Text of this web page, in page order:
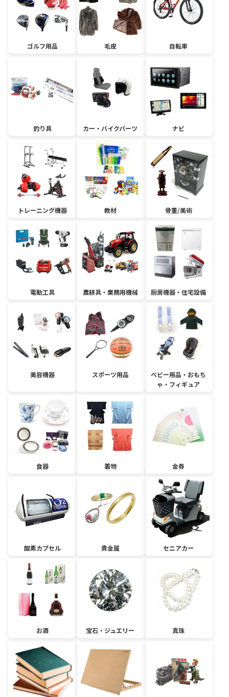
ゴルフ用品 毛皮 自転車
釣り具 カー・バイクパーツ ナビ
トレーニング機器 教材 骨董/美術
電動工具 農耕具・業務用機械 厨房機器・住宅設備
美容機器 スポーツ用品
ベビー用品・おもち
ゃ・フィギュア
食器 着物 金券
酸素カプセル 貴金属 セニアカー
お酒 宝石・ジュエリー 真珠